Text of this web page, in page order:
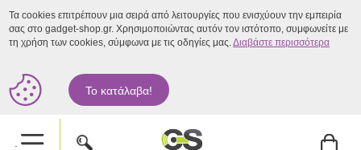
Τα cookies επιτρέπουν μια σειρά από λειτουργίες που ενισχύουν την εμπειρία
σας στο gadget-shop.gr. Χρησιμοποιώντας αυτόν τον ιστότοπο, συμφωνείτε με
τη χρήση των cookies, σύμφωνα με τις οδηγίες μας.Διαβάστε περισσότερα
Το κατάλαβα!
.